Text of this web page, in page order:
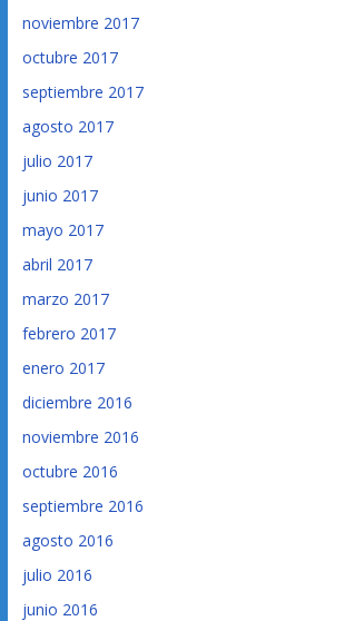
noviembre 2017
octubre 2017
septiembre 2017
agosto 2017
julio 2017
junio 2017
mayo 2017
abril 2017
marzo 2017
febrero 2017
enero 2017
diciembre 2016
noviembre 2016
octubre 2016
septiembre 2016
agosto 2016
julio 2016
junio 2016